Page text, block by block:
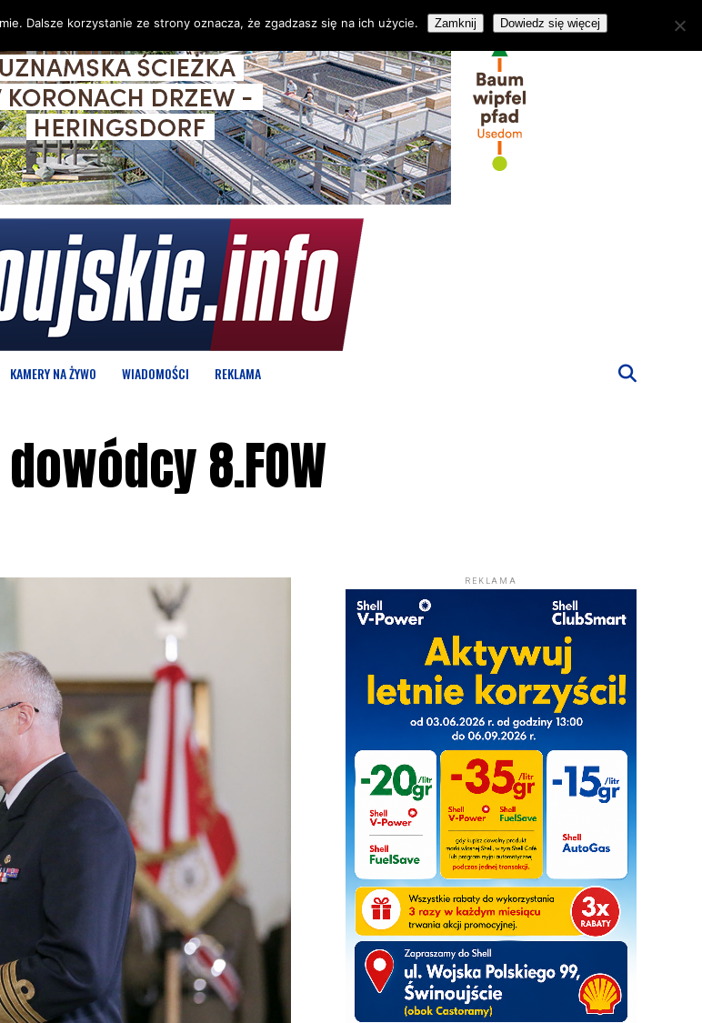
KAMERY NA ŻYWO WIADOMOŚCI REKLAMA
8.FOW
REKLAMA
Dalsze korzystanie ze strony oznacza, że zgadzasz się na ich użycie. Zamknij Dowiedz się więcej